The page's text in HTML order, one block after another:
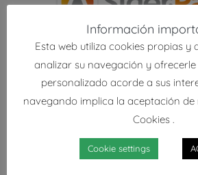
DESCRIPCIÓN /CARACTERÍSTICAS
ACCESORIOS Y PRODUCTOS
TRANSPORTE
CARACTERÍSTICAS
FACHADA 80
Información
Esta web utiliza cookies propias y
analizar su navegación y
personalizado acorde a sus
navegando implica la aceptación de
Cookies .
Cookie settings